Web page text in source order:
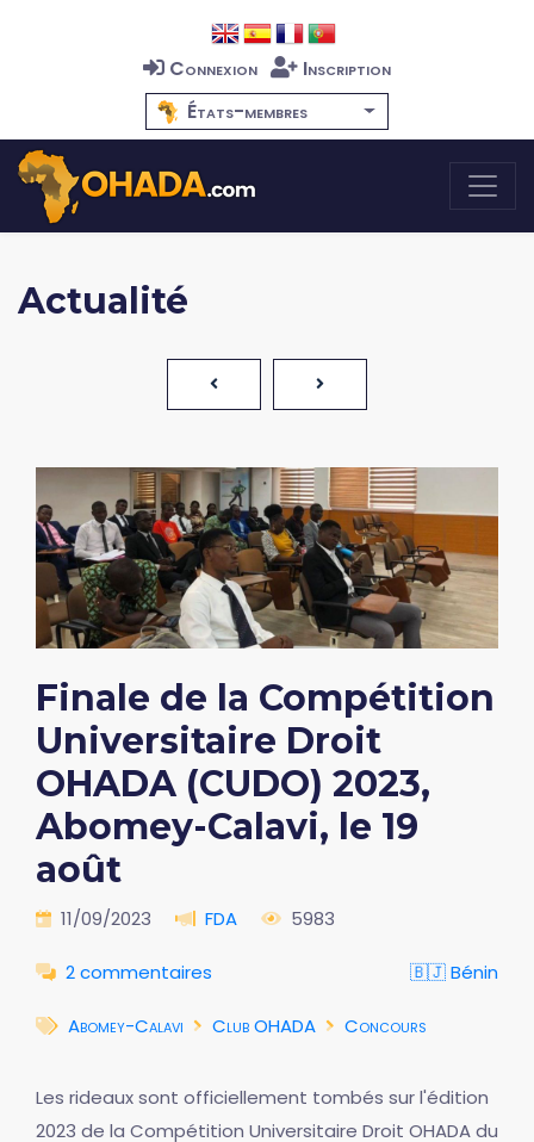
Connexion
Inscription
États-membres
Actualité
Finale de la Compétition
Universitaire Droit
OHADA (CUDO) 2023,
Abomey-Calavi, le 19
août
11/09/2023 FDA 5983
2 commentaires 🇧🇯 Bénin
Abomey-Calavi Club OHADA Concours
Les rideaux sont officiellement tombés sur l'édition
2023 de la Compétition Universitaire Droit OHADA du